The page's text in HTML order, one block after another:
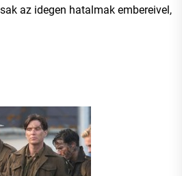
az idegen hatalmak embereivel,